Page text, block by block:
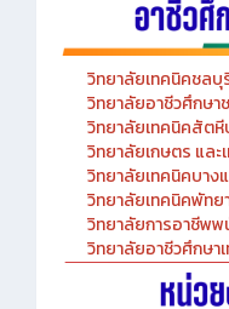
วิทยาลัยเทคนิคชลบุ
วิทยาลัยอาชีวศึกษา
วิทยาลัยเทคนิคสัตหี
วิทยาลัยเกษตร และ
วิทยาลัยเทคนิคบาง
วิทยาลัยเทคนิคพัทย
วิทยาลัยการอาชีพ
วิทยาลัยอาชีวศึกษา